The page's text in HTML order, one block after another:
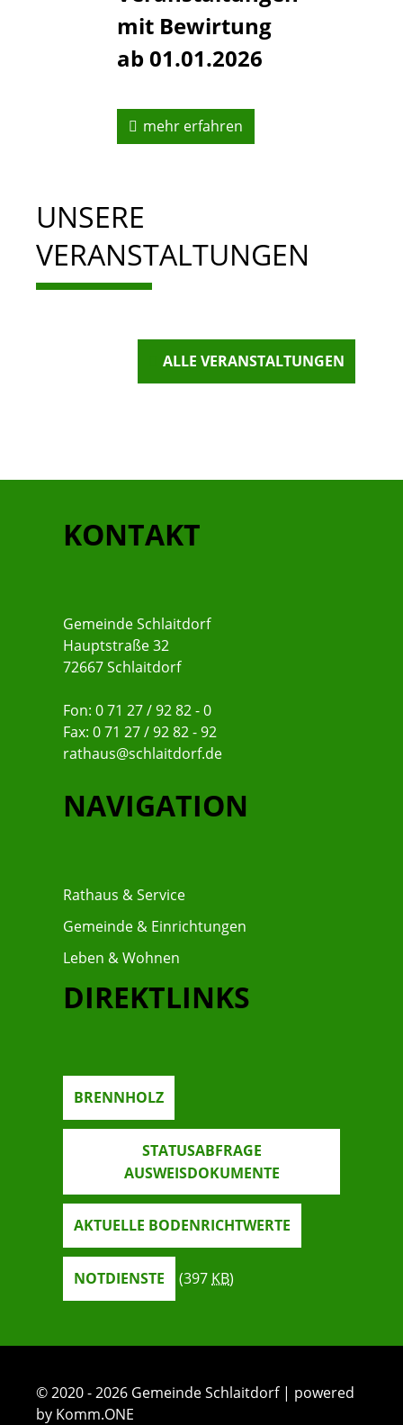
mit Bewirtung
ab 01.01.2026
mehr erfahren
UNSERE
VERANSTALTUNGEN
ALLE VERANSTALTUNGEN
KONTAKT
Gemeinde Schlaitdorf
Hauptstraße 32
72667 Schlaitdorf
Fon: 0 71 27 / 92 82 - 0
Fax: 0 71 27 / 92 82 - 92
rathaus@schlaitdorf.de
NAVIGATION
Rathaus & Service
Gemeinde & Einrichtungen
Leben & Wohnen
DIREKTLINKS
BRENNHOLZ
STATUSABFRAGE
AUSWEISDOKUMENTE
AKTUELLE BODENRICHTWERTE
NOTDIENSTE (397 KB)
© 2020 - 2026 Gemeinde Schlaitdorf | powered
by Komm.ONE